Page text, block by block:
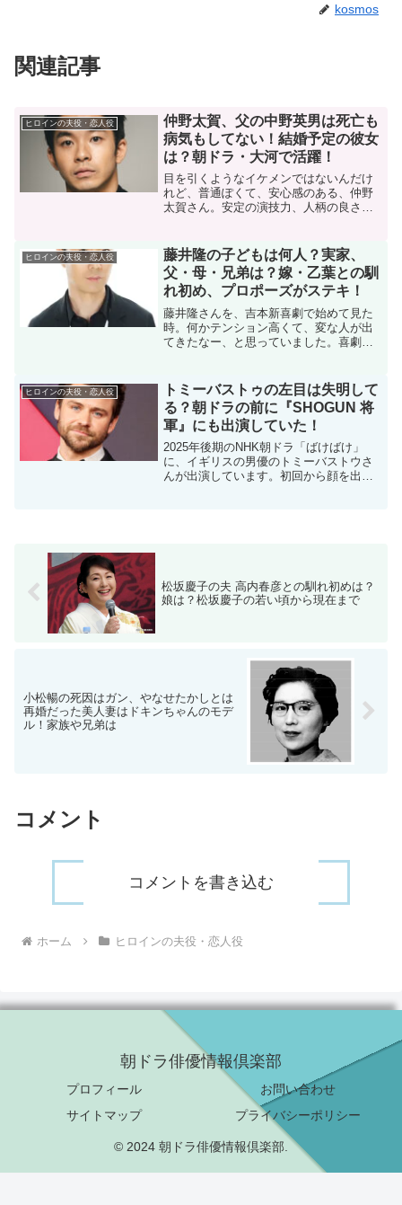
kosmos
関連記事
ヒロインの夫役・恋人役
仲野太賀、父の中野英男は死亡も
病気もしてない！結婚予定の彼女
は？朝ドラ・大河で活躍！
目を引くようなイケメンではないんだけ
れど、普通ぽくて、安心感のある、仲野
太賀さん。安定の演技力、人柄の良さ
います。お父さんの、中野英男さん、最
近見ない、と思っていたら、...
ヒロインの夫役・恋人役
藤井隆の子どもは何人？実家、
父・母・兄弟は？嫁・乙葉との馴
れ初め、プロポーズがステキ！
藤井隆さんを、吉本新喜劇で始めて見た
時。何かテンション高くて、変な人が出
てきたなー、と思っていました。喜劇役
豊かでたまに誠実そうなところがちらほ
ら。次第にドラマに顔を出...
ヒロインの夫役・恋人役
トミーバストゥの左目は失明して
る？朝ドラの前に『SHOGUN 将
軍』にも出演していた！
2025年後期のNHK朝ドラ「ばけばけ」
に、イギリスの男優のトミーバストウさ
んが出演しています。初回から顔を出し
松坂慶子の夫 高内春彦との馴れ初めは？
娘は？松坂慶子の若い頃から現在まで
小松暢の死因はガン、やなせたかしとは
再婚だった美人妻はドキンちゃんのモデ
ル！家族や兄弟は
コメント
コメントを書き込む
ホーム ヒロインの夫役・恋人役
朝ドラ俳優情報倶楽部
プロフィール
お問い合わせ
サイトマップ
プライバシーポリシー
© 2024 朝ドラ俳優情報倶楽部.